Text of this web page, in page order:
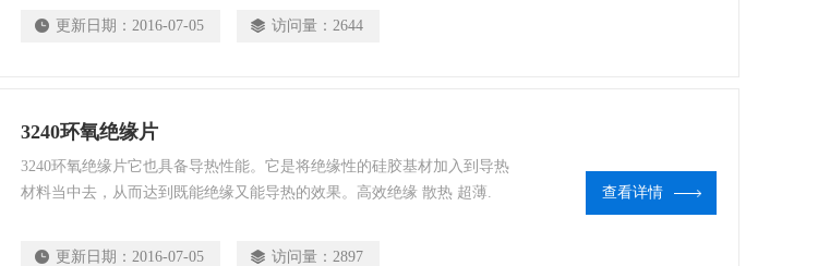
更新日期： 2016-07-05 访问量： 2644
3240环氧绝缘片
3240环氧绝缘片它也具备导热性能。它是将绝缘性的硅胶基材加入到导热
材料当中去，从而达到既能绝缘又能导热的效果。高效绝缘 散热 超薄.
更新日期： 2016-07-05 访问量： 2897
查看详情